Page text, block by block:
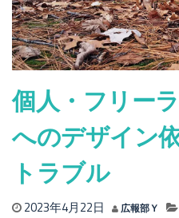
種
類
と
電
の
入
れ
方
を
解
説！
個人・フリー
へのデザイン
トラブル
2023年4月22日 広報部Ｙ